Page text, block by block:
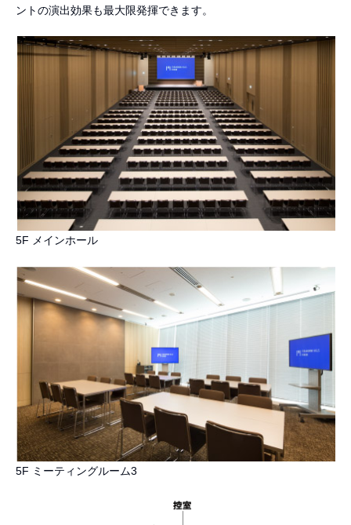
ントの演出効果も最大限発揮できます。
5F メインホール
5F ミーティングルーム3